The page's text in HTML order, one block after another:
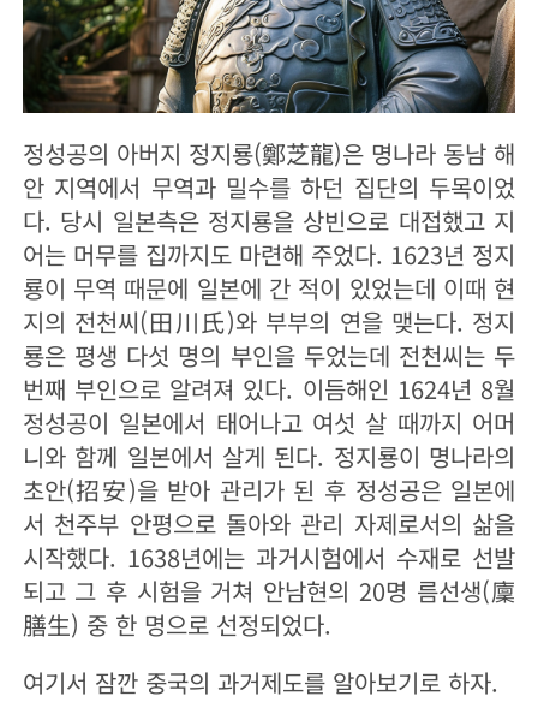
정성공의 아버지 정지룡(鄭芝龍)은 명나라 동남 해
안 지역에서 무역과 밀수를 하던 집단의 두목이었
다. 당시 일본측은 정지룡을 상빈으로 대접했고 지
어는 머무를 집까지도 마련해 주었다. 1623년 정지
룡이 무역 때문에 일본에 간 적이 있었는데 이때 현
지의 전천씨(田川氏)와 부부의 연을 맺는다. 정지
룡은 평생 다섯 명의 부인을 두었는데 전천씨는 두
번째 부인으로 알려져 있다. 이듬해인 1624년 8월
정성공이 일본에서 태어나고 여섯 살 때까지 어머
니와 함께 일본에서 살게 된다. 정지룡이 명나라의
초안(招安)을 받아 관리가 된 후 정성공은 일본에
서 천주부 안평으로 돌아와 관리 자제로서의 삶을
시작했다. 1638년에는 과거시험에서 수재로 선발
되고 그 후 시험을 거쳐 안남현의 20명 름선생(廩
膳生) 중 한 명으로 선정되었다.
여기서 잠깐 중국의 과거제도를 알아보기로 하자.